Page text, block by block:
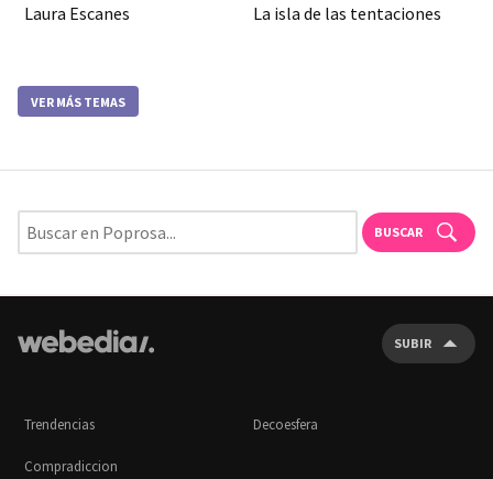
Laura Escanes La isla de las tentaciones
VER MÁS TEMAS
BUSCAR
SUBIR
Trendencias Decoesfera
Compradiccion